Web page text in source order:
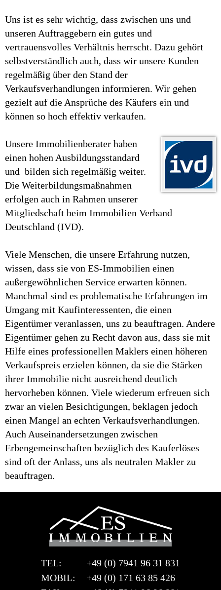
Uns ist es sehr wichtig, dass zwischen uns und
unseren Auftraggebern ein gutes und
vertrauensvolles Verhältnis herrscht. Dazu gehört
selbstverständlich auch, dass wir unsere Kunden
regelmäßig über den Stand der
Verkaufsverhandlungen informieren. Wir gehen
gezielt auf die Ansprüche des Käufers ein und
können so hoch effektiv verkaufen.
Unsere Immobilienberater haben
einen hohen Ausbildungsstandard
und bilden sich regelmäßig weiter.
Die Weiterbildungsmaßnahmen
erfolgen auch in Rahmen unserer
Mitgliedschaft beim Immobilien Verband
Deutschland (IVD).
Viele Menschen, die unsere Erfahrung nutzen,
wissen, dass sie von ES-Immobilien einen
außergewöhnlichen Service erwarten können.
Manchmal sind es problematische Erfahrungen im
Umgang mit Kaufinteressenten, die einen
Eigentümer veranlassen, uns zu beauftragen. Andere
Eigentümer gehen zu Recht davon aus, dass sie mit
Hilfe eines professionellen Maklers einen höheren
Verkaufspreis erzielen können, da sie die Stärken
ihrer Immobilie nicht ausreichend deutlich
hervorheben können. Viele wiederum erfreuen sich
zwar an vielen Besichtigungen, beklagen jedoch
einen Mangel an echten Verkaufsverhandlungen.
Auch Auseinandersetzungen zwischen
Erbengemeinschaften bezüglich des Kauferlöses
sind oft der Anlass, uns als neutralen Makler zu
beauftragen.
TEL:
+49 (0) 7941 96 31 831
MOBIL:
+49 (0) 171 63 85 426